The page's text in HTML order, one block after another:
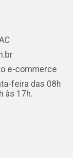
e-commerce
feira das 08h
às 17h.